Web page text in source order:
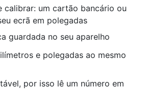
calibrar: um cartão bancário ou
ecrã em polegadas
guardada no seu aparelho
e polegadas ao mesmo
por isso lê um número em